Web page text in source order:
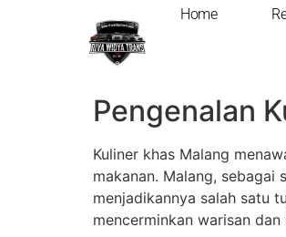
Home
Pengenalan
Kuliner khas Malang
makanan. Malang,
menjadikannya salah satu
mencerminkan warisan